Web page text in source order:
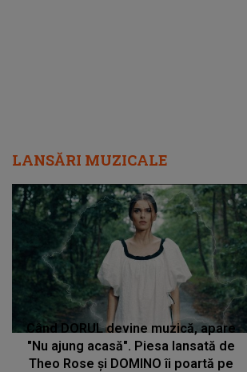
LANSĂRI MUZICALE
Când DORUL devine muzică, apare
"Nu ajung acasă". Piesa lansată de
Theo Rose și DOMINO îi poartă pe